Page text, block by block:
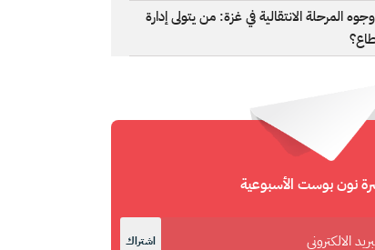
وجوه المرحلة الانتقالية في غزة: من يتولى إدارة
نون بوست الأسبوعية
اشتراك